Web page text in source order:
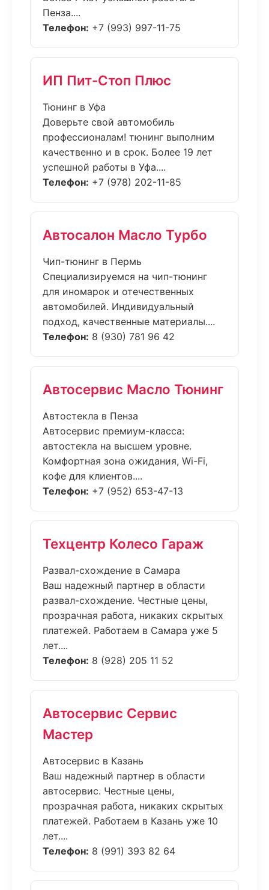
Пенза....
Телефон: +7 (993) 997-11-75
ИП Пит-Стоп Плюс
Тюнинг в Уфа
Доверьте свой автомобиль
профессионалам! тюнинг выполним
качественно и в срок. Более 19 лет
успешной работы в Уфа....
Телефон: +7 (978) 202-11-85
Автосалон Масло Турбо
Чип-тюнинг в Пермь
Специализируемся на чип-тюнинг
для иномарок и отечественных
автомобилей. Индивидуальный
подход, качественные материалы....
Телефон: 8 (930) 781 96 42
Автосервис Масло Тюнинг
Автостекла в Пенза
Автосервис премиум-класса:
автостекла на высшем уровне.
Комфортная зона ожидания, Wi-Fi,
кофе для клиентов....
Телефон: +7 (952) 653-47-13
Техцентр Колесо Гараж
Развал-схождение в Самара
Ваш надежный партнер в области
развал-схождение. Честные цены,
прозрачная работа, никаких скрытых
платежей. Работаем в Самара уже 5
лет....
Телефон: 8 (928) 205 11 52
Автосервис Сервис
Мастер
Автосервис в Казань
Ваш надежный партнер в области
автосервис. Честные цены,
прозрачная работа, никаких скрытых
платежей. Работаем в Казань уже 10
лет....
Телефон: 8 (991) 393 82 64